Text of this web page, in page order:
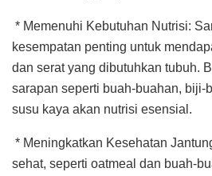
* Memenuhi Kebutuhan Nutrisi:
kesempatan penting untuk
dan serat yang dibutuhkan tubuh.
sarapan seperti buah-buahan, biji-
susu kaya akan nutrisi esensial.
* Meningkatkan Kesehatan
sehat, seperti oatmeal dan buah-